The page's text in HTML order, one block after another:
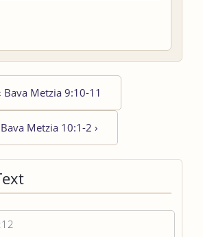
Bava Metzia 9:10-11
Bava Metzia 10:1-2 ›